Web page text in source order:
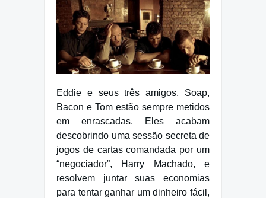
Eddie e seus três amigos, Soap,
Bacon e Tom estão sempre metidos
em enrascadas. Eles acabam
descobrindo uma sessão secreta de
jogos de cartas comandada por um
“negociador”, Harry Machado, e
resolvem juntar suas economias
para tentar ganhar um dinheiro fácil,